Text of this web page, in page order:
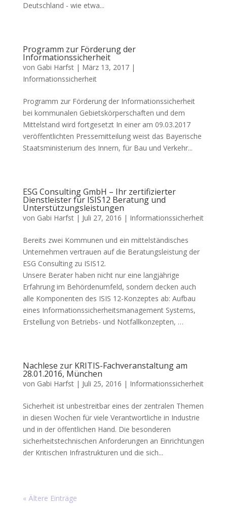
Deutschland - wie etwa...
Programm zur Förderung der
Informationssicherheit
von Gabi Harfst| März 13, 2017|
Informationssicherheit
Programm zur Förderung der Informationssicherheit
bei kommunalen Gebietskörperschaften und dem
Mittelstand wird fortgesetzt In einer am 09.03.2017
veröffentlichten Pressemitteilung weist das Bayerische
Staatsministerium des Innern, für Bau und Verkehr...
ESG Consulting GmbH – Ihr zertifizierter
Dienstleister für ISIS12 Beratung und
Unterstützungsleistungen
von Gabi Harfst| Juli 27, 2016 | Informationssicherheit
Bereits zwei Kommunen und ein mittelständisches
Unternehmen vertrauen auf die Beratungsleistung der
ESG Consulting zu ISIS12.
Unsere Berater haben nicht nur eine langjährige
Erfahrung im Behördenumfeld, sondern decken auch
alle Komponenten des ISIS 12-Konzeptes ab: Aufbau
eines Informationssicherheitsmanagement Systems,
Erstellung von Betriebs- und Notfallkonzepten, …
Nachlese zur KRITIS-Fachveranstaltung am
28.01.2016, München
von Gabi Harfst| Juli 25, 2016 | Informationssicherheit
Sicherheit ist unbestreitbar eines der zentralen Themen
in diesen Wochen für viele Verantwortliche in Industrie
und in der öffentlichen Hand. Die besonderen
sicherheitstechnischen Anforderungen an Einrichtungen
der Kritischen Infrastrukturen und die sich...
« Ältere Einträge